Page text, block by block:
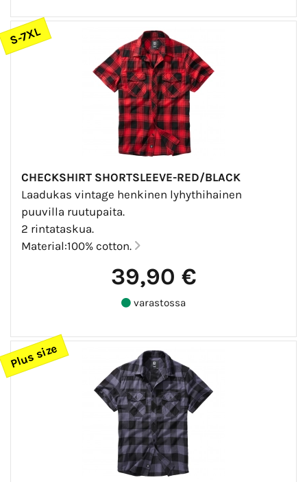
S-7XL
CHECKSHIRT SHORTSLEEVE-RED/BLACK
Laadukas vintage henkinen lyhythihainen
puuvilla ruutupaita.
2 rintataskua.
Material:100% cotton.
39,90 €
varastossa
Plus size